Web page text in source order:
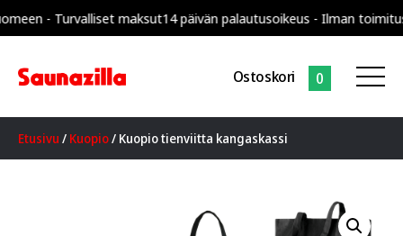
- Turvalliset maksut14 päivän palautusoikeus - Ilman
Ostoskori 0
Etusivu / Kuopio/ Kuopio tienviitta kangaskassi